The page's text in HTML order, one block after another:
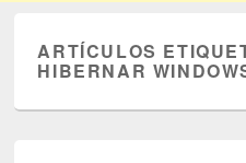
ARTÍCULOS
HIBERNAR